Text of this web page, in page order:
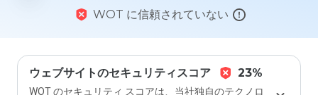
WOT に信頼されていない
ウェブサイトのセキュリティスコア 23%
WOT のセキュリティ スコアは、当社独自のテクノロ
よう
に評
価し